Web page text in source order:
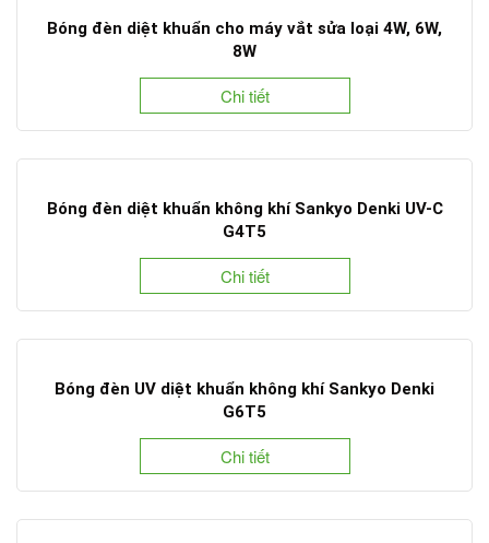
Bóng đèn diệt khuẩn cho máy vắt sửa loại 4W, 6W,
8W
Chi tiết
Bóng đèn diệt khuẩn không khí Sankyo Denki UV-C
G4T5
Chi tiết
Bóng đèn UV diệt khuẩn không khí Sankyo Denki
G6T5
Chi tiết